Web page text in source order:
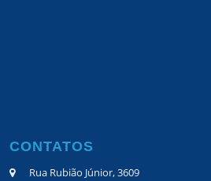
CONTATOS
Rua Rubião Júnior, 3609